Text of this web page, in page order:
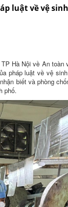
luật về vệ
Hà Nội về An
pháp luật về vệ
biết và phòng
phố.